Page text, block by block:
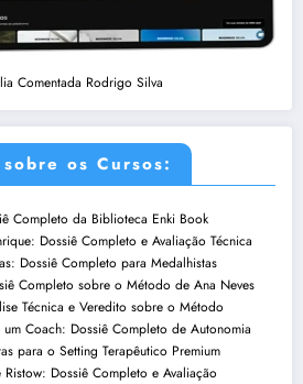
Comentada Rodrigo Silva
os Cursos:
Completo da Biblioteca Enki Book
Dossiê Completo e Avaliação Técnica
Dossiê Completo para Medalhistas
Completo sobre o Método de Ana Neves
Técnica e Veredito sobre o Método
Coach: Dossiê Completo de Autonomia
para o Setting Terapêutico Premium
Dossiê Completo e Avaliação